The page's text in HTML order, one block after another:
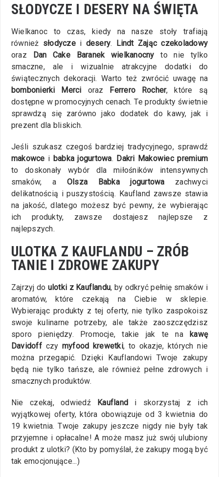
SŁODYCZE I DESERY NA ŚWIĘTA
Wielkanoc to czas, kiedy na nasze stoły trafiają
również słodyczei desery.
Lindt Zając czekoladowy
oraz
Dan Cake Baranek wielkanocny to nie tylko
smaczne, ale i wizualnie atrakcyjne dodatki do
świątecznych dekoracji. Warto też zwrócić uwagę na
bombonierki Merci oraz Ferrero Rocher, które są
dostępne w promocyjnych cenach. Te produkty świetnie
sprawdzą się zarówno jako dodatek do kawy, jak i
prezent dla bliskich.
Jeśli szukasz czegoś bardziej tradycyjnego, sprawdź
makowce i babka jogurtowa. Dakri Makowiec premium
to doskonały wybór dla miłośników intensywnych
smaków, a Olsza Babka jogurtowa zachwyci
delikatnością i puszystością. Kaufland zawsze stawia
na jakość, dlatego możesz być pewny, że wybierając
ich produkty, zawsze dostajesz najlepsze z
najlepszych.
ULOTKA Z KAUFLANDU – ZRÓB
TANIE I ZDROWE ZAKUPY
Zajrzyj do ulotki z Kauflandu, by odkryć pełnię smaków i
aromatów, które czekają na Ciebie w sklepie.
Wybierając produkty z tej oferty, nie tylko zaspokoisz
swoje kulinarne potrzeby, ale także zaoszczędzisz
sporo pieniędzy. Promocje, takie jak te na kawę
Davidoffczy myfood krewetki, to okazje, których nie
można przegapić. Dzięki Kauflandowi Twoje zakupy
będą nie tylko tańsze, ale również pełne zdrowych i
smacznych produktów.
Nie czekaj, odwiedź Kaufland i skorzystaj z ich
wyjątkowej oferty, która obowiązuje od 3 kwietnia do
19 kwietnia. Twoje zakupy jeszcze nigdy nie były tak
przyjemne i opłacalne! A może masz już swój ulubiony
produkt z ulotki? (Kto by pomyślał, że zakupy mogą być
tak emocjonujące...)